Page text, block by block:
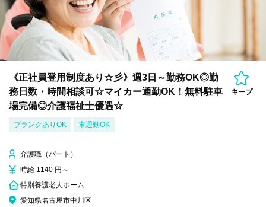
《正社員登用制度あり☆彡》週3日～勤務OK◎勤
務日数・時間相談可☆マイカー通勤OK！無料駐車
場完備◎介護福祉士優遇☆
キープ
ブランクありOK 車通勤OK
介護職（パート）
時給 1140 円～
特別養護老人ホーム
愛知県名古屋市中川区